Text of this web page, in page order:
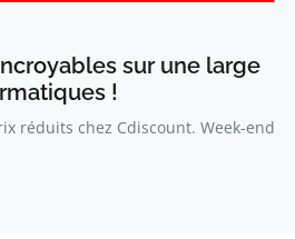
sur une large
!
réduits chez Cdiscount. Week-end